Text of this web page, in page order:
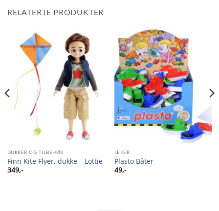
RELATERTE PRODUKTER
DUKKER OG TILBEHØR
Finn Kite Flyer, dukke – Lottie
349,-
LEKER
Plasto Båter
49,-